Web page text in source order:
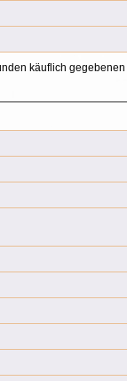
käuflich gegebenen